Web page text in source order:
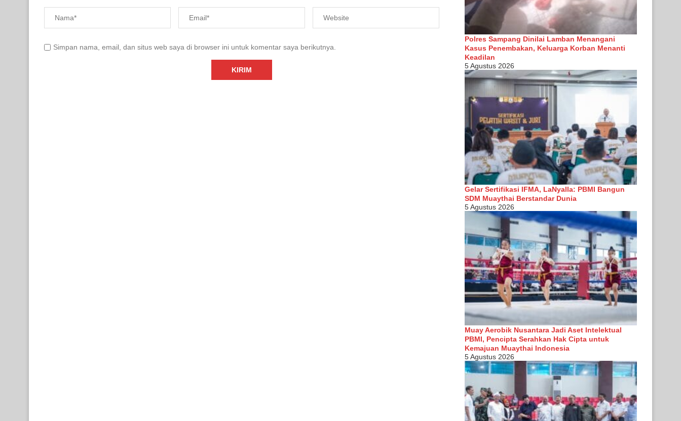
Simpan nama, email, dan situs web saya di browser ini untuk komentar saya berikutnya.
Polres Sampang Dinilai Lamban Menangani
Kasus Penembakan, Keluarga Korban Menanti
Keadilan
5 Agustus 2026
Gelar Sertifikasi IFMA, LaNyalla: PBMI Bangun
SDM Muaythai Berstandar Dunia
5 Agustus 2026
Muay Aerobik Nusantara Jadi Aset Intelektual
PBMI, Pencipta Serahkan Hak Cipta untuk
Kemajuan Muaythai Indonesia
5 Agustus 2026